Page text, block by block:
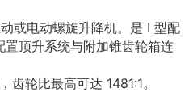
或电动螺旋升降机。是 I 型配
顶升系统与附加锥齿轮箱连
轮比最高可达 1481:1。